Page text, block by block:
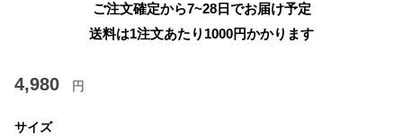
ご注文確定から7~28日でお届け予定
送料は1注文あたり 1000円かかります
4,980 円
サイズ